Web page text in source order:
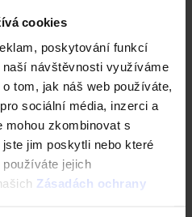
cookies
poskytování funkcí
návštěvnosti využíváme
tom, jak náš web používáte,
sociální média, inzerci a
mohou zkombinovat s
jim poskytli nebo které
jejich
Zásadách ochrany